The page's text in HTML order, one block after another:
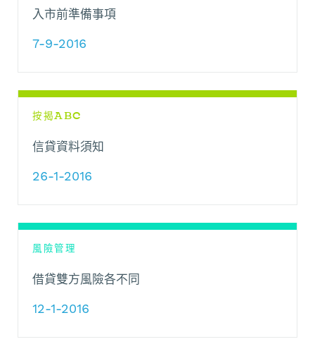
入市前準備事項
7-9-2016
按揭ABC
信貸資料須知
26-1-2016
風險管理
借貸雙方風險各不同
12-1-2016